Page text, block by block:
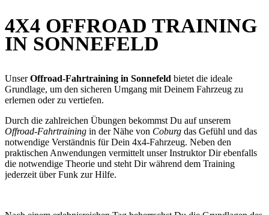
4X4 OFFROAD TRAINING
IN SONNEFELD
UnserOffroad-Fahrtraining in Sonnefeld bietet die ideale
Grundlage, um den sicheren Umgang mit Deinem Fahrzeug zu
erlernen oder zu vertiefen.
Durch die zahlreichen Übungen bekommst Du auf unserem
Offroad-Fahrtraining in der Nähe von Coburg das Gefühl und das
notwendige Verständnis für Dein 4x4-Fahrzeug. Neben den
praktischen Anwendungen vermittelt unser Instruktor Dir ebenfalls
die notwendige Theorie und steht Dir während dem Training
jederzeit über Funk zur Hilfe.